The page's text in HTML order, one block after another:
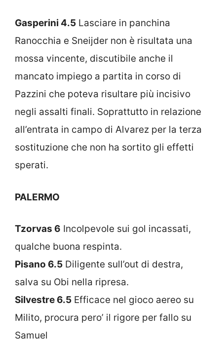
Gasperini 4.5 Lasciare in panchina
Ranocchia e Sneijder non è risultata una
mossa vincente, discutibile anche il
mancato impiego a partita in corso di
Pazzini che poteva risultare più incisivo
negli assalti finali. Soprattutto in relazione
all’entrata in campo di Alvarez per la terza
sostituzione che non ha sortito gli effetti
sperati.
PALERMO
Tzorvas 6 Incolpevole sui gol incassati,
qualche buona respinta.
Pisano 6.5 Diligente sull’out di destra,
salva su Obi nella ripresa.
Silvestre 6.5 Efficace nel gioco aereo su
Milito, procura pero’ il rigore per fallo su
Samuel